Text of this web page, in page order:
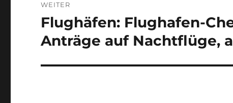
WEITER
Nächster
Beitrag:
Flughäfen: Flughafen-
Anträge auf Nachtflüge,